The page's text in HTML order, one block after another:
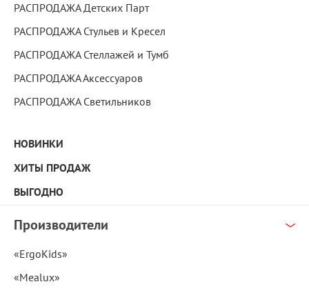
РАСПРОДАЖА Детских Парт
РАСПРОДАЖА Стульев и Кресел
РАСПРОДАЖА Стеллажей и Тумб
РАСПРОДАЖА Аксессуаров
РАСПРОДАЖА Светильников
НОВИНКИ
ХИТЫ ПРОДАЖ
ВЫГОДНО
Производители
«ErgoKids»
«Mealux»